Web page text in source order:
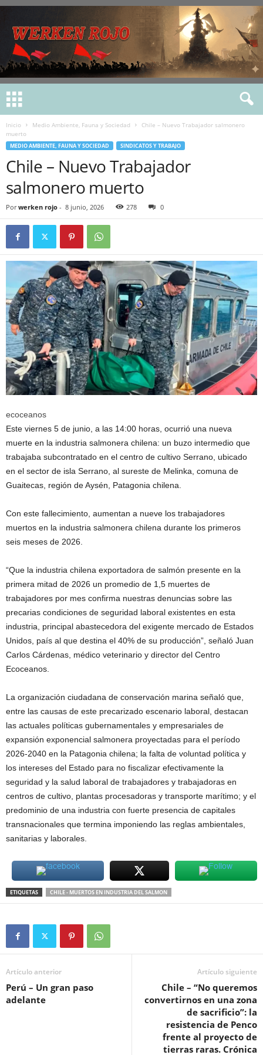
Inicio Medio Ambiente, Fauna y Sociedad
Chile – Nuevo Trabajador salmonero
muerto
MEDIO AMBIENTE, FAUNA Y SOCIEDAD SINDICATOS Y TRABAJO
Chile – Nuevo Trabajador
salmonero muerto
Por werken rojo - 8 junio, 2026 278 0
ecoceanos
Este viernes 5 de junio, a las 14:00 horas, ocurrió una nueva
muerte en la industria salmonera chilena: un buzo intermedio que
trabajaba subcontratado en el centro de cultivo Serrano, ubicado
en el sector de isla Serrano, al sureste de Melinka, comuna de
Guaitecas, región de Aysén, Patagonia chilena.
Con este fallecimiento, aumentan a nueve los trabajadores
muertos en la industria salmonera chilena durante los primeros
seis meses de 2026.
“Que la industria chilena exportadora de salmón presente en la
primera mitad de 2026 un promedio de 1,5 muertes de
trabajadores por mes confirma nuestras denuncias sobre las
precarias condiciones de seguridad laboral existentes en esta
industria, principal abastecedora del exigente mercado de Estados
Unidos, país al que destina el 40% de su producción”, señaló Juan
Carlos Cárdenas, médico veterinario y director del Centro
Ecoceanos.
La organización ciudadana de conservación marina señaló que,
entre las causas de este precarizado escenario laboral, destacan
las actuales políticas gubernamentales y empresariales de
expansión exponencial salmonera proyectadas para el período
2026-2040 en la Patagonia chilena; la falta de voluntad política y
los intereses del Estado para no fiscalizar efectivamente la
seguridad y la salud laboral de trabajadores y trabajadoras en
centros de cultivo, plantas procesadoras y transporte marítimo; y el
predominio de una industria con fuerte presencia de capitales
transnacionales que termina imponiendo las reglas ambientales,
sanitarias y laborales.
ETIQUETAS CHILE - MUERTOS EN INDUSTRIA DEL SALMON
Artículo anterior
Perú – Un gran paso
adelante
Artículo siguiente
Chile – “No queremos
convertirnos en una zona
de sacrificio”: la
resistencia de Penco
frente al proyecto de
tierras raras. Crónica